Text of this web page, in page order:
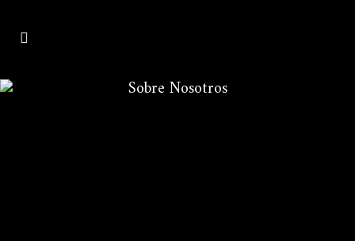
Sobre Nosotros